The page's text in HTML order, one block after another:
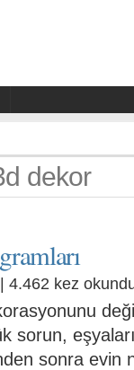
dekor
| 4.462 kez
sorun,
sonra evin